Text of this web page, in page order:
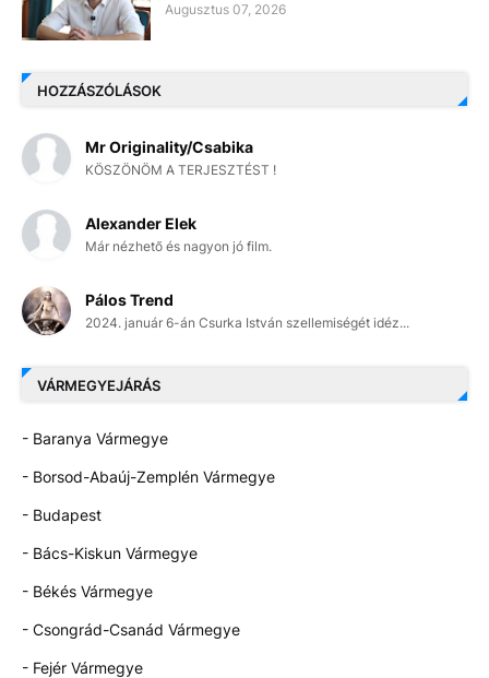
Augusztus 07, 2026
HOZZÁSZÓLÁSOK
Mr Originality/Csabika
KÖSZÖNÖM A TERJESZTÉST !
Alexander Elek
Már nézhető és nagyon jó film.
Pálos Trend
2024. január 6-án Csurka István szellemiségét idéz...
VÁRMEGYEJÁRÁS
- Baranya Vármegye
- Borsod-Abaúj-Zemplén Vármegye
- Budapest
- Bács-Kiskun Vármegye
- Békés Vármegye
- Csongrád-Csanád Vármegye
- Fejér Vármegye